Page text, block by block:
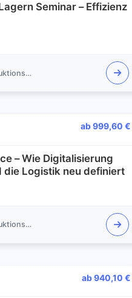
Seminar – Effizienz
Prof. Dr. Meier - Institut für Produktionsmanagement und Logistik
ab 999,60 €
– Wie Digitalisierung
die Logistik neu definiert
Prof. Dr. Meier - Institut für Produktionsmanagement und Logistik
ab 940,10 €